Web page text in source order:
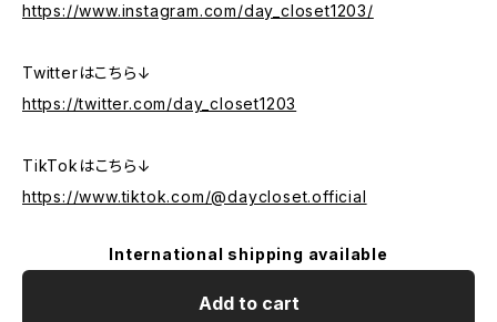
https://www.instagram.com/day_closet1203/
Twitterはこちら↓
https://twitter.com/day_closet1203
TikTokはこちら↓
https://www.tiktok.com/@daycloset.official
International shipping available
Add to cart